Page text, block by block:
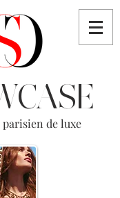
parisien de luxe